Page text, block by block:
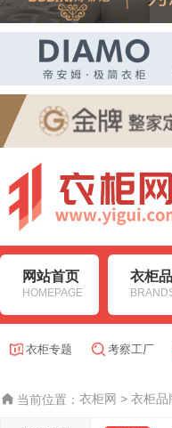
网站首页
HOMEPAGE
衣柜
衣柜专题 考察工厂
当前位置： 衣柜网 > 衣柜品